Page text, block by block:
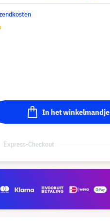
In het winkelmandje
Express-Checkout